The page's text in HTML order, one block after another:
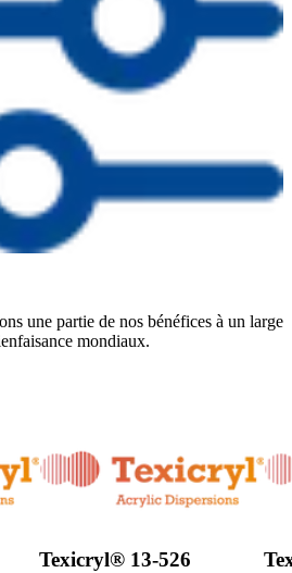
une partie de nos bénéfices à un large
mondiaux.
Texicryl® 13-526